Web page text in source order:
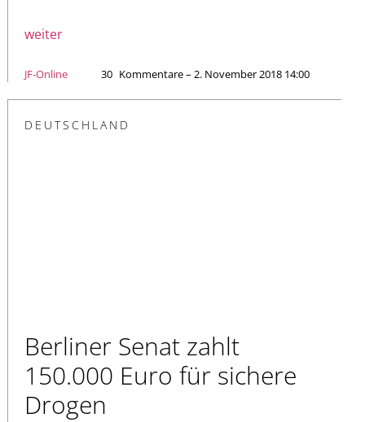
weiter
JF-Online 30 Kommentare – 2. November 2018 14:00
DEUTSCHLAND
Berliner Senat zahlt
150.000 Euro für sichere
Drogen